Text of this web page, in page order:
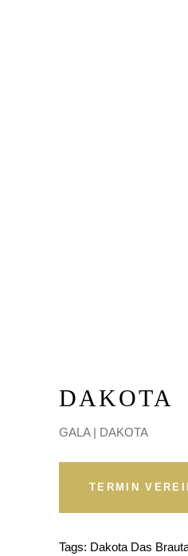
DAKOTA
GALA | DAKOTA
TERMIN
Tags: Dakota Das